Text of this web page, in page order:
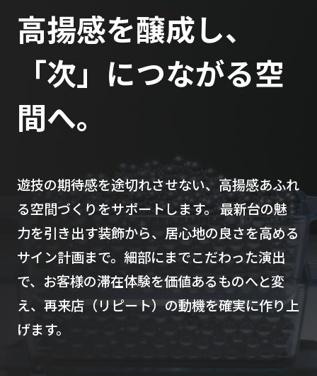
高揚感を醸成し、
「次」につながる空
間へ。
遊技の期待感を途切れさせない、高揚感あふれ
る空間づくりをサポートします。 最新台の魅
力を引き出す装飾から、居心地の良さを高める
サイン計画まで。細部にまでこだわった演出
で、お客様の滞在体験を価値あるものへと変
え、再来店（リピート）の動機を確実に作り上
げます。